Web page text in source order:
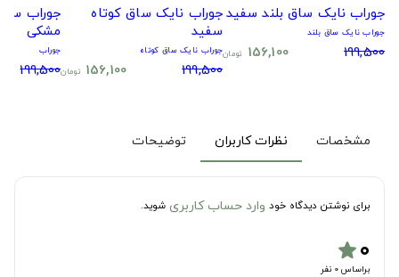
جوراب نایک ساق بلند سفید
جوراب نایک ساق بلند
199,500
156,100 تومان
جوراب نایک ساق کوتاه
سفید
جوراب نایک ساق کوتاه
199,500
156,100 تومان
جوراب
مشکی
جوراب
199,500
مشخصات نظرات کاربران توضیحات
برای نوشتن دیدگاه خود وارد حساب کاربری شوید.
۰star
براساس 0 نفر